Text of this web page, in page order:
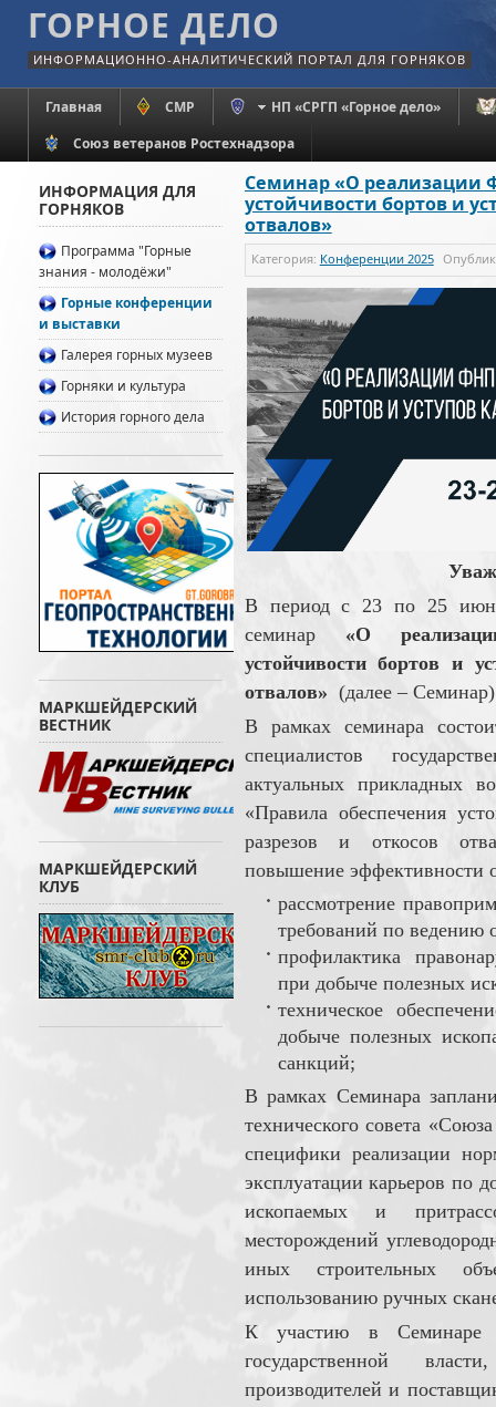
ГОРНОЕ ДЕЛО
ИНФОРМАЦИОННО-АНАЛИТИЧЕСКИЙ ПОРТАЛ ДЛЯ ГОРНЯКОВ
Главная СМР
НП «СРГП «Горное дело»
Союз ветеранов Ростехнадзора
Семинар «О реализации
устойчивости бортов и
отвалов»
Категория: Конференции 2025
В период с 23 по 25
семинар «О
устойчивости бортов и
отвалов» (далее –
В рамках семинара
специалистов
актуальных прикладных
«Правила обеспечения
разрезов и откосов
повышение эффективности
рассмотрение
требований по ведению
профилактика
при добыче полезных
техническое
добыче полезных
санкций;
В рамках Семинара
технического совета
специфики реализации
эксплуатации карьеров по
ископаемых и
месторождений
иных строительных
использованию ручных
К участию в Семинаре
государственной
производителей и
ИНФОРМАЦИЯ ДЛЯ
ГОРНЯКОВ
Программа "Горные
знания - молодёжи"
Горные конференции
и выставки
Галерея горных музеев
Горняки и культура
История горного дела
МАРКШЕЙДЕРСКИЙ
ВЕСТНИК
МАРКШЕЙДЕРСКИЙ
КЛУБ